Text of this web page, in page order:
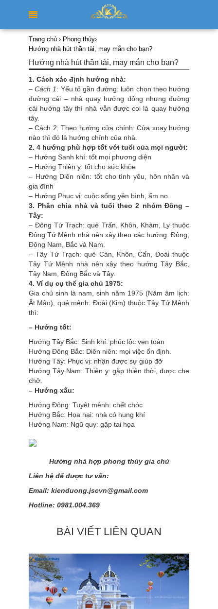
Trang chủ › Phong thủy›
Hướng nhà hút thần tài, may mắn cho bạn?
Hướng nhà hút thần tài, may mắn cho bạn?
1. Cách xác định hướng nhà:
–Cách 1: Yếu tố gần đường: luôn chọn theo hướng
đường cái – nhà quay hướng đông nhưng đường
cái hướng tây thì nhà vẫn được coi là quay hướng
tây.
– Cách 2: Theo hướng cửa chính: Cửa xoay hướng
nào thì đó là hướng chính của nhà.
2. 4 hướng phù hợp tốt với tuổi của mọi người:
– Hướng Sanh khí: tốt mọi phương diện
– Hướng Thiên y: tốt cho sức khỏe
– Hướng Diên niên: tốt cho tình yêu, hôn nhân và
gia đình
– Hướng Phục vị: cuộc sống yên bình, ấm no.
3. Phân chia nhà và tuổi theo 2 nhóm Đông –
Tây:
– Đông Tứ Trạch: quẻ Trấn, Khôn, Khảm, Ly thuộc
Đông Tứ Mệnh nhà nên xây theo các hướng: Đông,
Đông Nam, Bắc và Nam.
– Tây Tứ Trạch: quẻ Càn, Khôn, Cấn, Đoài thuộc
Tây Tứ Mệnh nhà nên xây theo hướng Tây Bắc,
Tây Nam, Đông Bắc và Tây.
4. Ví dụ cụ thể gia chủ 1975:
Gia chủ sinh là nam, sinh năm 1975 (Năm âm lịch:
Ất Mão), quẻ mệnh: Đoài (Kim) thuộc Tây Tứ Mệnh
thì:
– Hướng tốt:
Hướng Tây Bắc: Sinh khí: phúc lộc vẹn toàn
Hướng Đông Bắc: Diên niên: mọi việc ổn định.
Hướng Tây: Phục vị: nhận được sự giúp đỡ
Hướng Tây Nam: Thiên y: gặp thiên thời, được che
chở.
– Hướng xấu:
Hướng Đông: Tuyệt mệnh: chết chóc
Hướng Bắc: Họa hại: nhà có hung khí
Hướng Nam: Ngũ quy: gặp tai họa
Hướng nhà hợp phong thủy gia chủ
Liên hệ để được tư vấn:
Email: kienduong.jscvn@gmail.com
Hotline: 0981.004.369
BÀI VIẾT LIÊN QUAN